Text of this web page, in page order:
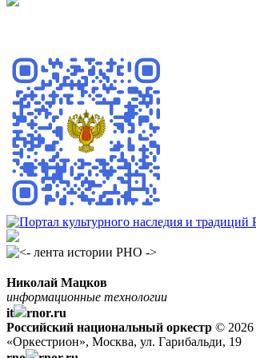
Николай Мацков
информационные технологии
it
rnor.ru
Российский национальный оркестр © 2026
«Оркестрион», Москва, ул. Гарибальди, 19